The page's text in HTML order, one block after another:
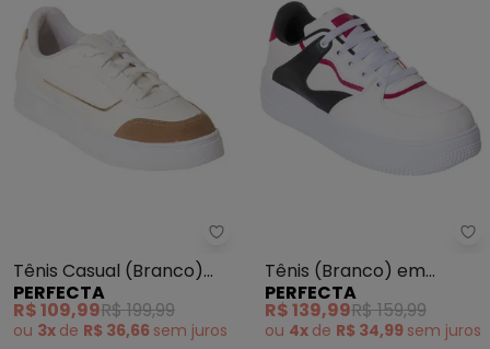
Perfecta - Tênis Casual
Tênis Casual (Branco)
com Detalhe em
Camurça
PERFECTA
R$ 109,99R$ 199,99
ou 3x de R$ 36,66 sem juros
Tênis (Branco) em
Sisntético
PERFECTA
R$ 139,99R$ 159,99
ou 4x de R$ 34,99 sem juros